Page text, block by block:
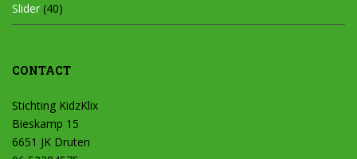
Slider (40)
CONTACT
Stichting KidzKlix
Bieskamp 15
6651 JK Druten